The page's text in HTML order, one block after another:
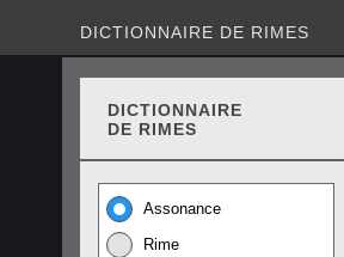
DICTIONNAIRE DE RIMES
DICTIONNAIRE
DE RIMES
Assonance
Rime